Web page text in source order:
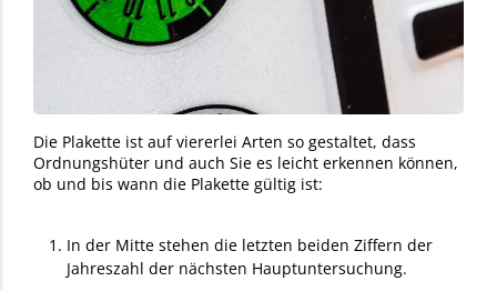
Die Plakette ist auf viererlei Arten so gestaltet, dass
Ordnungshüter und auch Sie es leicht erkennen können,
ob und bis wann die Plakette gültig ist:
In der Mitte stehen die letzten beiden Ziffern der
Jahreszahl der nächsten Hauptuntersuchung.